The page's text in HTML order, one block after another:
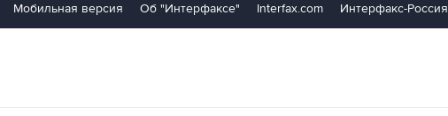
Мобильная версия Об "Интерфаксе" Interfax.com Интерфакс-Россия